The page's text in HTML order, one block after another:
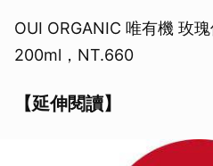
OUI ORGANIC 唯有機 玫
200ml，NT.660
【延伸閱讀】